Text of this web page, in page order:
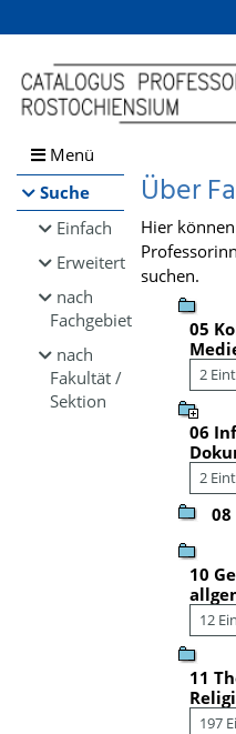
Browsen
direkt zum Inhalt
Menü
Suche
Einfach
Erweitert
nach
Fachgebiet
nach
Fakultät /
Sektion
Über
Hier
suchen.
05
2
06
2
10
12
11
197